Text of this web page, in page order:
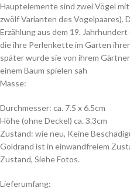
Hauptelemente sind zwei Vögel
zwölf Varianten des Vogelpaares).
Erzählung aus dem 19.
die ihre Perlenkette im Garten
später wurde sie von ihrem
einem Baum spielen sah
Masse:
Durchmesser: ca. 7.5 x 6.5cm
Höhe (ohne Deckel) ca. 3.3cm
Zustand: wie neu, Keine
Goldrand ist in einwandfreiem
Zustand, Siehe Fotos.
Lieferumfang: